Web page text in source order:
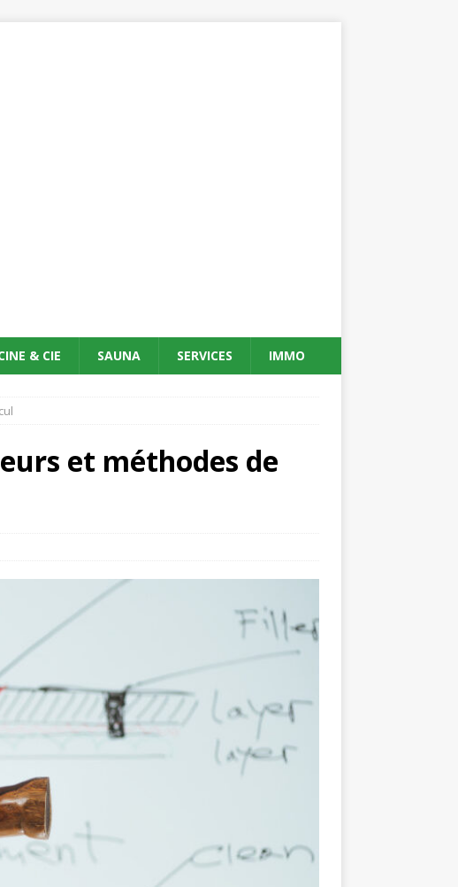
& CIE SAUNA SERVICES IMMO
et méthodes de